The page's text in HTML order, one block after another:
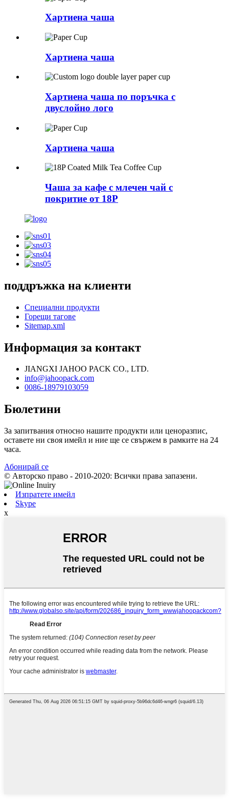
Хартиена чаша
Хартиена чаша
Хартиена чаша по поръчка с
двуслойно лого
Хартиена чаша
Чаша за кафе с млечен чай с
покритие от 18P
поддръжка на клиенти
Специални продукти
Горещи тагове
Sitemap.xml
Информация за контакт
JIANGXI JAHOO PACK CO., LTD.
info@jahoopack.com
0086-18979103059
Бюлетини
За запитвания относно нашите продукти или ценоразпис,
оставете ни своя имейл и ние ще се свържем в рамките на 24
часа.
Абонирай се
© Авторско право - 2010-2020: Всички права запазени.
Изпратете имейл
Skype
x